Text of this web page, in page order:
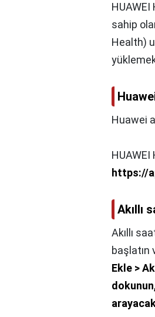
sahip
Health)
Huawei
https://
Akıllı
Akıllı
başlatın
Ekle >